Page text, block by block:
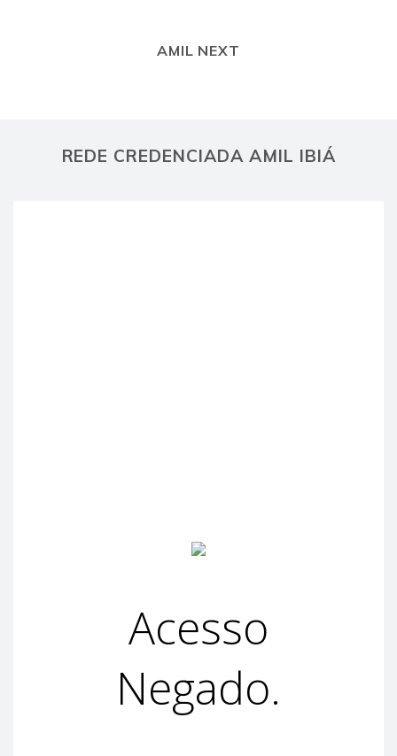
AMIL NEXT
REDE CREDENCIADA AMIL IBIÁ